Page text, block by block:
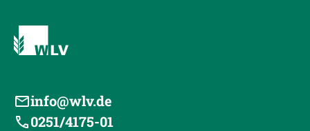
info@wlv.de
0251/4175-01